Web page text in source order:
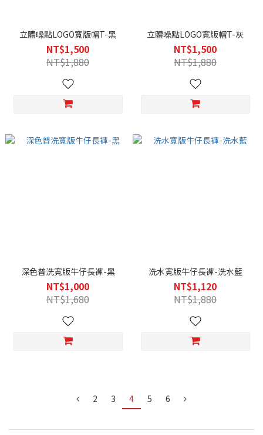
立體噪點LOGO寬版帽T-黑
NT$1,500
NT$1,880
立體噪點LOGO寬版帽T-灰
NT$1,500
NT$1,880
深色普洗寬版牛仔長褲-黑
NT$1,000
NT$1,680
洗水寬版牛仔長褲-洗水藍
NT$1,120
NT$1,880
2 3 4 5 6